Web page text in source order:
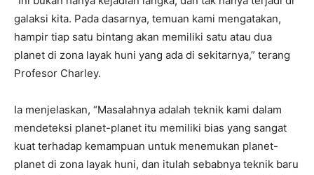
galaksi kita. Pada dasarnya, temuan kami mengatakan,
hampir tiap satu bintang akan memiliki satu atau dua
planet di zona layak huni yang ada di sekitarnya,” terang
Profesor Charley.
Ia menjelaskan, “Masalahnya adalah teknik kami dalam
mendeteksi planet-planet itu memiliki bias yang sangat
kuat terhadap kemampuan untuk menemukan planet-
planet di zona layak huni, dan itulah sebabnya teknik baru